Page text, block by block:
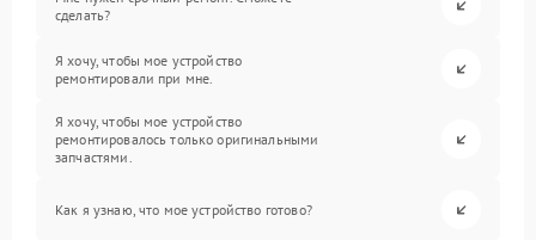
сделать?
Я хочу, чтобы мое устройство
ремонтировали при мне.
Я хочу, чтобы мое устройство
ремонтировалось только оригинальными
запчастями.
Как я узнаю, что мое устройство готово?